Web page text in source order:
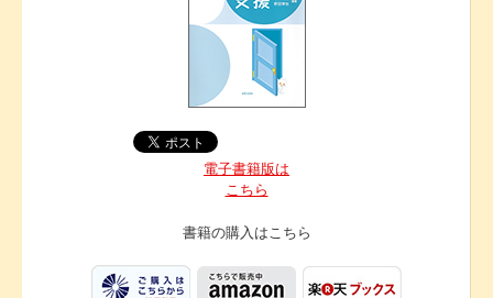
電子書籍版は
こちら
書籍の購入はこちら